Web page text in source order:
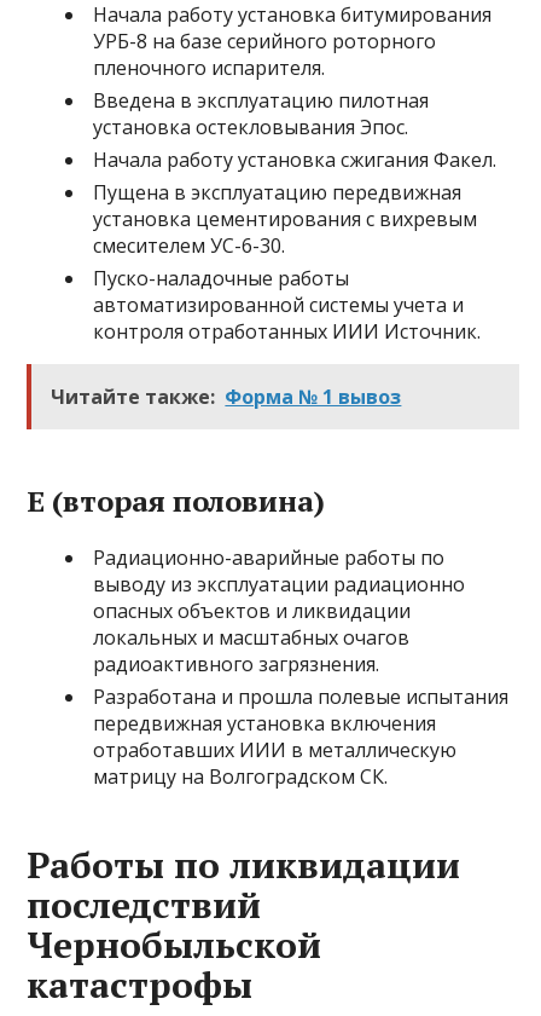
Начала работу установка битумирования
УРБ-8 на базе серийного роторного
пленочного испарителя.
Введена в эксплуатацию пилотная
установка остекловывания Эпос.
Начала работу установка сжигания Факел.
Пущена в эксплуатацию передвижная
установка цементирования с вихревым
смесителем УС-6-30.
Пуско-наладочные работы
автоматизированной системы учета и
контроля отработанных ИИИ Источник.
Читайте также: Форма № 1 вывоз
Е (вторая половина)
Радиационно-аварийные работы по
выводу из эксплуатации радиационно
опасных объектов и ликвидации
локальных и масштабных очагов
радиоактивного загрязнения.
Разработана и прошла полевые испытания
передвижная установка включения
отработавших ИИИ в металлическую
матрицу на Волгоградском СК.
Работы по ликвидации
последствий
Чернобыльской
катастрофы